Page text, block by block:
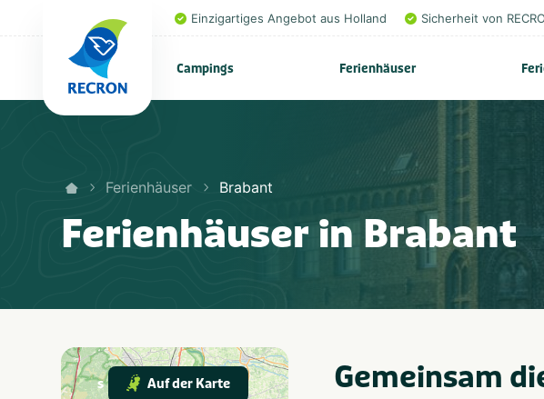
Einzigartiges Angebot aus Holland Sicherheit von
Campings Ferienhäuser
Ferienhäuser Brabant
Ferienhäuser in Brabant
s Auf der Karte Gemeinsam